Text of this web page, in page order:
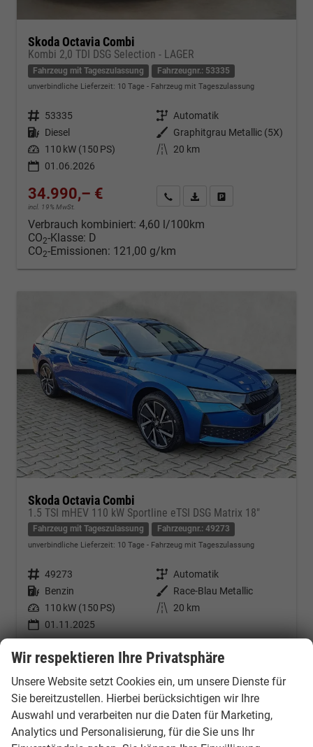
Skoda Octavia Combi
Kombi 2,0 TDI DSG Selection - LAGER
Fahrzeug mit Tageszulassung Fahrzeugnr.: 53335
unverbindliche Lieferzeit: 10 Tage Fahrzeug mit Tageszulassung
Fahrzeugnr. 53335 Getriebe Automatik
Kraftstoff Diesel Außenfarbe
Graphitgrau Metallic (5X)
Leistung 110 kW (150 PS) Kilometerstand
20 km
01.06.2026
34.990,– €
incl. 19% MwSt.
Kontakt & Angebot anfordern
PDF-Datei, Fahrzeugexposé
Verbrauch kombiniert: 4,60 l/100km
CO2-Klasse: D
CO2-Emissionen: 121,00 g/km
Skoda Octavia Combi
1.5 TSI mHEV 110 kW Sportline eTSI DSG Matrix 18"
Fahrzeug mit Tageszulassung Fahrzeugnr.: 49273
unverbindliche Lieferzeit: 10 Tage Fahrzeug mit Tageszulassung
Fahrzeugnr. 49273 Getriebe Automatik
Kraftstoff Benzin Außenfarbe Race-Blau Metallic
Leistung 110 kW (150 PS) Kilometerstand
20 km
01.11.2025
35.214,– €
incl. 19% MwSt.
Kontakt & Angebot anfordern
PDF-Datei, Fahrzeugexposé
Verbrauch kombiniert:5,20 l/100km
CO2-Klasse: D
2 -Emissionen: 119,00 g/km
Wir respektieren Ihre Privatsphäre
Unsere Website setzt Cookies ein, um unsere Dienste für
Sie bereitzustellen. Hierbei berücksichtigen wir Ihre
Auswahl und verarbeiten nur die Daten für Marketing,
Analytics und Personalisierung, für die Sie uns Ihr